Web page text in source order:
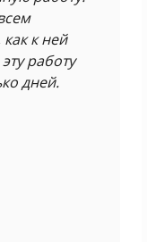
к ней
работу
дней.